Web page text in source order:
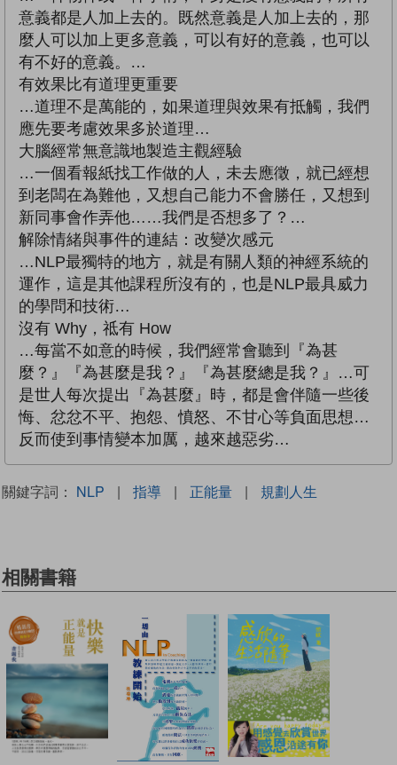
意義都是人加上去的。既然意義是人加上去的，那
麼人可以加上更多意義，可以有好的意義，也可以
有不好的意義。…
有效果比有道理更重要
…道理不是萬能的，如果道理與效果有抵觸，我們
應先要考慮效果多於道理…
大腦經常無意識地製造主觀經驗
…一個看報紙找工作做的人，未去應徵，就已經想
到老闆在為難他，又想自己能力不會勝任，又想到
新同事會作弄他……我們是否想多了？…
解除情緒與事件的連結：改變次感元
…NLP最獨特的地方，就是有關人類的神經系統的
運作，這是其他課程所沒有的，也是NLP最具威力
的學問和技術…
沒有 Why，祗有 How
…每當不如意的時候，我們經常會聽到『為甚
麼？』『為甚麼是我？』『為甚麼總是我？』…可
是世人每次提出『為甚麼』時，都是會伴隨一些後
悔、忿忿不平、抱怨、憤怒、不甘心等負面思想…
反而使到事情變本加厲，越來越惡劣…
關鍵字詞： NLP | 指導 | 正能量 | 規劃人生
相關書籍